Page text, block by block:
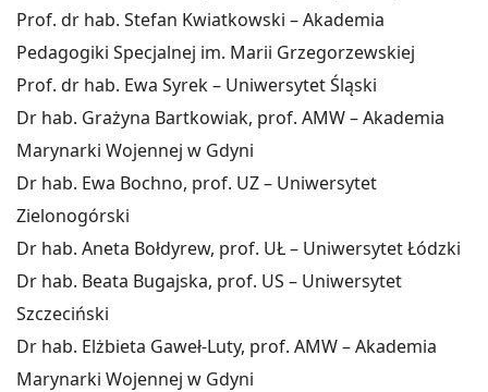
Prof. dr hab. Stefan Kwiatkowski – Akademia
Pedagogiki Specjalnej im. Marii Grzegorzewskiej
Prof. dr hab. Ewa Syrek – Uniwersytet Śląski
Dr hab. Grażyna Bartkowiak, prof. AMW – Akademia
Marynarki Wojennej w Gdyni
Dr hab. Ewa Bochno, prof. UZ – Uniwersytet
Zielonogórski
Dr hab. Aneta Bołdyrew, prof. UŁ – Uniwersytet Łódzki
Dr hab. Beata Bugajska, prof. US – Uniwersytet
Szczeciński
Dr hab. Elżbieta Gaweł-Luty, prof. AMW – Akademia
Marynarki Wojennej w Gdyni